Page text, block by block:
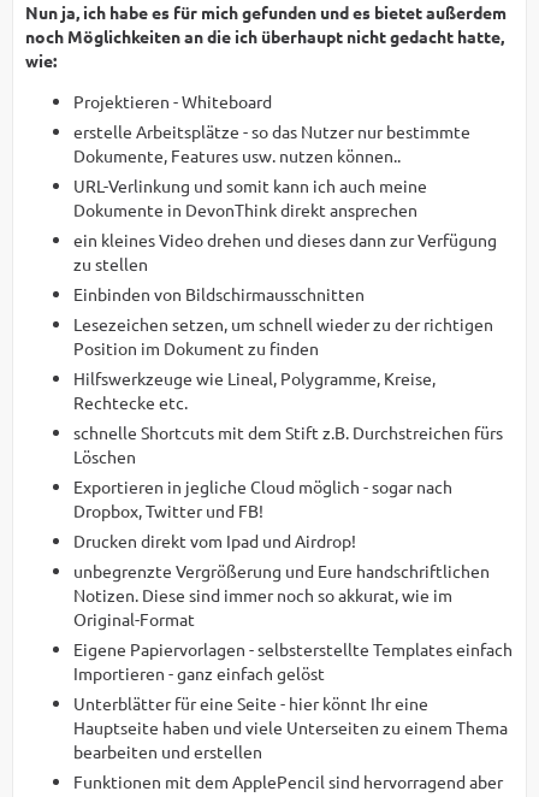
Nun ja, ich habe es für mich gefunden und es bietet außerdem
noch Möglichkeiten an die ich überhaupt nicht gedacht hatte,
wie:
Projektieren - Whiteboard
erstelle Arbeitsplätze - so das Nutzer nur bestimmte
Dokumente, Features usw. nutzen können..
URL-Verlinkung und somit kann ich auch meine
Dokumente in DevonThink direkt ansprechen
ein kleines Video drehen und dieses dann zur Verfügung
zu stellen
Einbinden von Bildschirmausschnitten
Lesezeichen setzen, um schnell wieder zu der richtigen
Position im Dokument zu finden
Hilfswerkzeuge wie Lineal, Polygramme, Kreise,
Rechtecke etc.
schnelle Shortcuts mit dem Stift z.B. Durchstreichen fürs
Löschen
Exportieren in jegliche Cloud möglich - sogar nach
Dropbox, Twitter und FB!
Drucken direkt vom Ipad und Airdrop!
unbegrenzte Vergrößerung und Eure handschriftlichen
Notizen. Diese sind immer noch so akkurat, wie im
Original-Format
Eigene Papiervorlagen - selbsterstellte Templates einfach
Importieren - ganz einfach gelöst
Unterblätter für eine Seite - hier könnt Ihr eine
Hauptseite haben und viele Unterseiten zu einem Thema
bearbeiten und erstellen
Funktionen mit dem ApplePencil sind hervorragend aber